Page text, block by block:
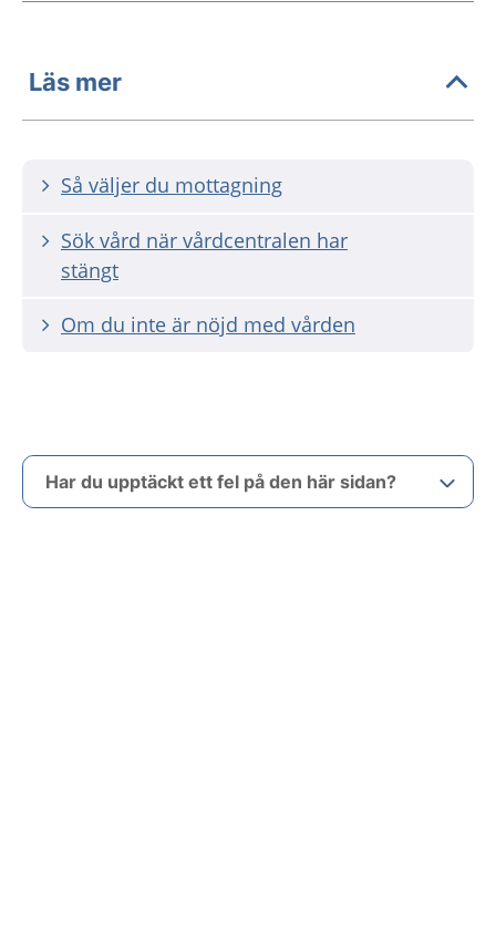
Läs mer
Så väljer du mottagning
Sök vård när vårdcentralen har
stängt
Om du inte är nöjd med vården
Har du upptäckt ett fel på den här sidan?